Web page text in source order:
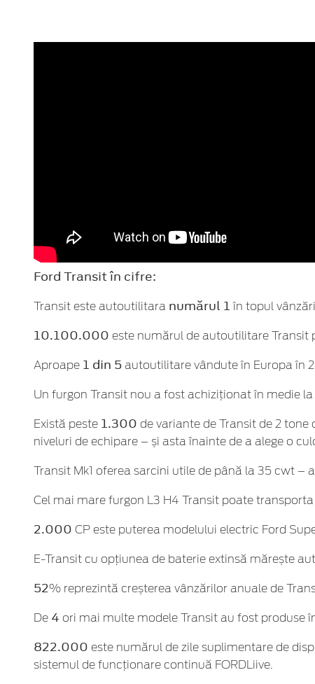
Ford Transit în cifre:
Transit este autoutilitara numărul 1în topul
10.100.000 este numărul de autoutilitare Transit
Aproape 1 din 5 autoutilitare vândute în Europa în
Un furgon Transit nou a fost achiziționat în medie
Există peste 1.300 de variante de Transit de 2
niveluri de echipare – și asta înainte de a alege o
Transit Mk1 oferea sarcini utile de până la 35 cwt –
Cel mai mare furgon L3 H4 Transit poate
2.000 CP este puterea modelului electric Ford
E-Transit cu opțiunea de baterie extinsă mărește
52% reprezintă creșterea vânzărilor anuale de
De 4 ori mai multe modele Transit au fost produse
822.000 este numărul de zile suplimentare de
sistemul de funcționare continuă FORDLiive.